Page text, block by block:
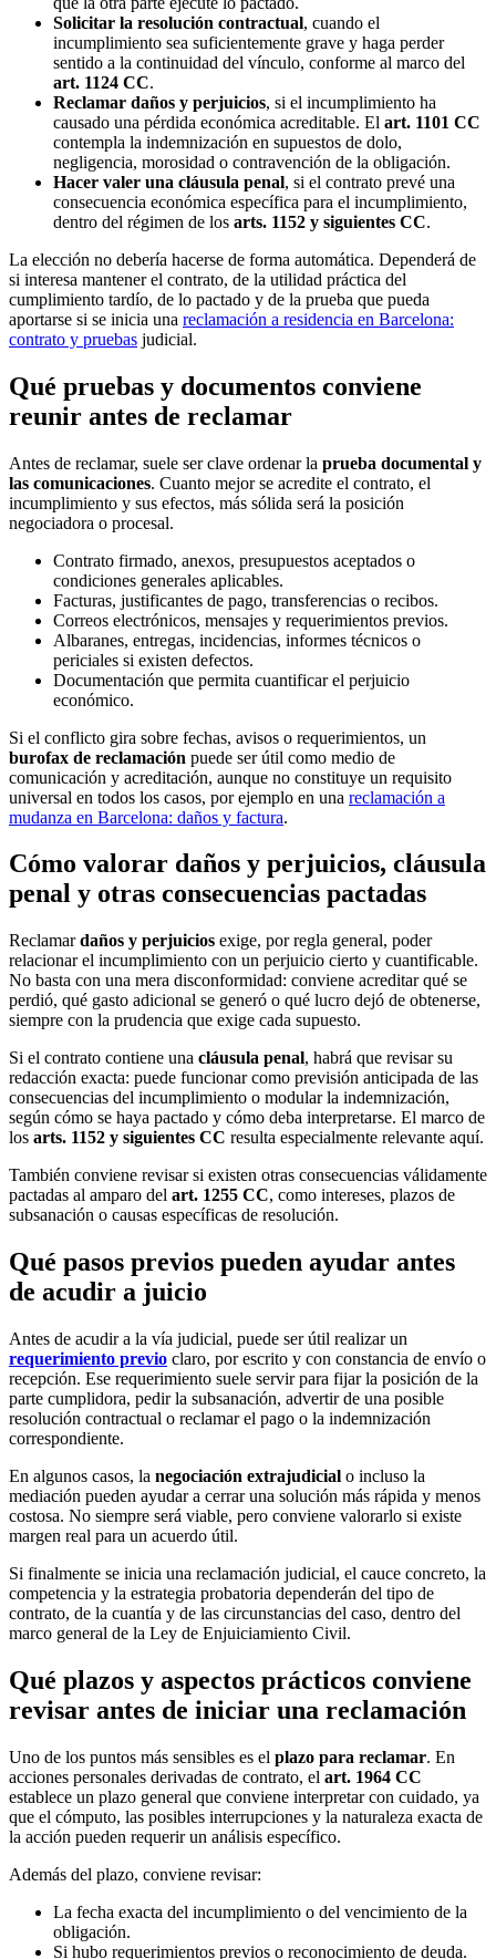
Solicitar la resolución contractual, cuando el
incumplimiento sea suficientemente grave y haga perder
sentido a la continuidad del vínculo, conforme al marco del
art. 1124 CC.
Reclamar daños y perjuicios, si el incumplimiento ha
causado una pérdida económica acreditable. El art. 1101 CC
contempla la indemnización en supuestos de dolo,
negligencia, morosidad o contravención de la obligación.
Hacer valer una cláusula penal, si el contrato prevé una
consecuencia económica específica para el incumplimiento,
dentro del régimen de los arts. 1152 y siguientes CC.
La elección no debería hacerse de forma automática. Dependerá de
si interesa mantener el contrato, de la utilidad práctica del
cumplimiento tardío, de lo pactado y de la prueba que pueda
aportarse si se inicia una reclamación a residencia en Barcelona:
contrato y pruebas judicial.
Qué pruebas y documentos conviene
reunir antes de reclamar
Antes de reclamar, suele ser clave ordenar la prueba documental y
las comunicaciones. Cuanto mejor se acredite el contrato, el
incumplimiento y sus efectos, más sólida será la posición
negociadora o procesal.
Contrato firmado, anexos, presupuestos aceptados o
condiciones generales aplicables.
Facturas, justificantes de pago, transferencias o recibos.
Correos electrónicos, mensajes y requerimientos previos.
Albaranes, entregas, incidencias, informes técnicos o
periciales si existen defectos.
Documentación que permita cuantificar el perjuicio
económico.
Si el conflicto gira sobre fechas, avisos o requerimientos, un
burofax de reclamación puede ser útil como medio de
comunicación y acreditación, aunque no constituye un requisito
universal en todos los casos, por ejemplo en una reclamación a
mudanza en Barcelona: daños y factura.
Cómo valorar daños y perjuicios, cláusula
penal y otras consecuencias pactadas
Reclamardaños y perjuicios exige, por regla general, poder
relacionar el incumplimiento con un perjuicio cierto y cuantificable.
No basta con una mera disconformidad: conviene acreditar qué se
perdió, qué gasto adicional se generó o qué lucro dejó de obtenerse,
siempre con la prudencia que exige cada supuesto.
Si el contrato contiene una cláusula penal, habrá que revisar su
redacción exacta: puede funcionar como previsión anticipada de las
consecuencias del incumplimiento o modular la indemnización,
según cómo se haya pactado y cómo deba interpretarse. El marco de
los arts. 1152 y siguientes CC resulta especialmente relevante aquí.
También conviene revisar si existen otras consecuencias válidamente
pactadas al amparo del art. 1255 CC, como intereses, plazos de
subsanación o causas específicas de resolución.
Qué pasos previos pueden ayudar antes
de acudir a juicio
Antes de acudir a la vía judicial, puede ser útil realizar un
requerimiento previo claro, por escrito y con constancia de envío o
recepción. Ese requerimiento suele servir para fijar la posición de la
parte cumplidora, pedir la subsanación, advertir de una posible
resolución contractual o reclamar el pago o la indemnización
correspondiente.
En algunos casos, la negociación extrajudicial o incluso la
mediación pueden ayudar a cerrar una solución más rápida y menos
costosa. No siempre será viable, pero conviene valorarlo si existe
margen real para un acuerdo útil.
Si finalmente se inicia una reclamación judicial, el cauce concreto, la
competencia y la estrategia probatoria dependerán del tipo de
contrato, de la cuantía y de las circunstancias del caso, dentro del
marco general de la Ley de Enjuiciamiento Civil.
Qué plazos y aspectos prácticos conviene
revisar antes de iniciar una reclamación
Uno de los puntos más sensibles es el plazo para reclamar. En
acciones personales derivadas de contrato, el art. 1964 CC
establece un plazo general que conviene interpretar con cuidado, ya
que el cómputo, las posibles interrupciones y la naturaleza exacta de
la acción pueden requerir un análisis específico.
Además del plazo, conviene revisar:
La fecha exacta del incumplimiento o del vencimiento de la
obligación.
Si hubo requerimientos previos o reconocimiento de deuda.